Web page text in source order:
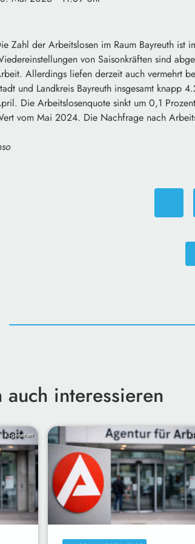
Zahl der Arbeitslosen im Raum Bayreuth ist
von Saisonkräften sind
Allerdings liefen derzeit auch vermehrt
und Landkreis Bayreuth insgesamt knapp
Die Arbeitslosenquote sinkt um 0,1
vom Mai 2024. Die Nachfrage nach
auch interessieren
KI-generiert